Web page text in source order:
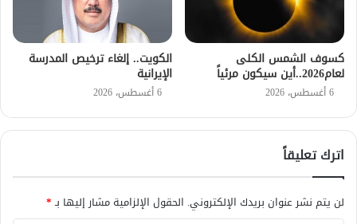
كسوف الشمس الكلى
لعام2026..أين سيكون مرئياً
6 أغسطس، 2026
الكويت.. إلغاء ترخيص المدرسة
الإيرانية
6 أغسطس، 2026
اترك تعليقاً
لن يتم نشر عنوان بريدك الإلكتروني. الحقول الإلزامية مشار إليها بـ*